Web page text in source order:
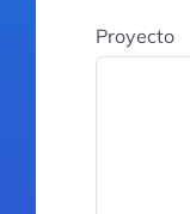
Proyecto